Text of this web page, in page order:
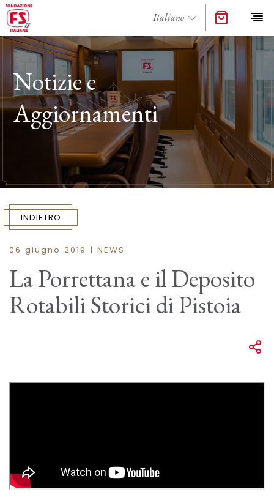
Notizie e
Aggiornamenti
INDIETRO
06 giugno 2019 | NEWS
La Porrettana e il Deposito
Rotabili Storici di Pistoia